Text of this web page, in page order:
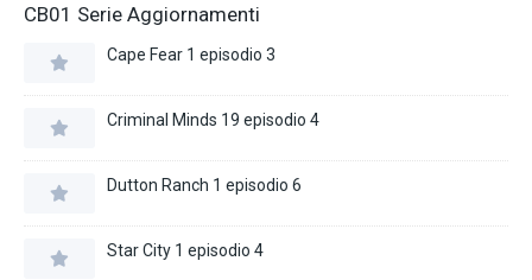
CB01 Serie Aggiornamenti
Cape Fear 1 episodio 3
Criminal Minds 19 episodio 4
Dutton Ranch 1 episodio 6
Star City 1 episodio 4